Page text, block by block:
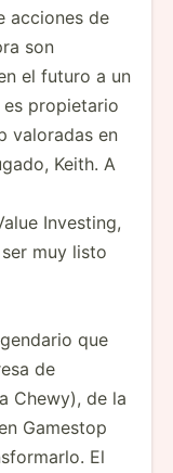
acciones de
son
el futuro a un
propietario
valoradas en
Keith. A
Investing,
muy listo
que
de
Chewy), de la
Gamestop
El